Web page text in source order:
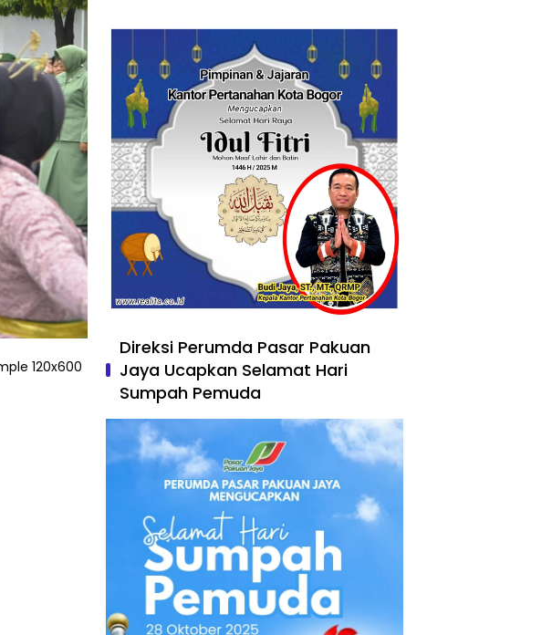
Direksi Perumda Pasar Pakuan
Jaya Ucapkan Selamat Hari
Sumpah Pemuda